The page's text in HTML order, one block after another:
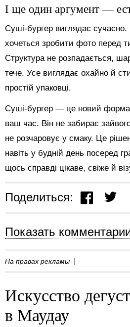
І ще один аргумент —
Суші-бургер виглядає
хочеться зробити фото перед
Структура не розпадається,
тече. Усе виглядає охайно й
простій упаковці.
Суші-бургер — це новий
ваш час. Він не забирає
не розчаровує у смаку. Це
навіть у будній день посеред
щось справді цікаве, свіже й
Поделиться:
Показать
На правах рекламы
Искусство
в Маудау